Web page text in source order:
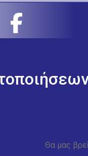
Θα μας